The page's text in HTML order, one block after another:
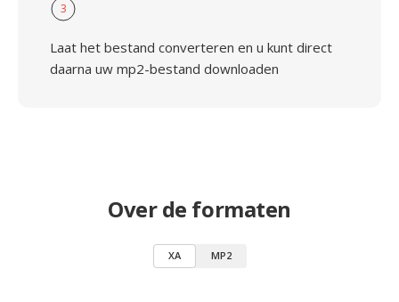
3
Laat het bestand converteren en u kunt direct
daarna uw mp2-bestand downloaden
Over de formaten
XA MP2